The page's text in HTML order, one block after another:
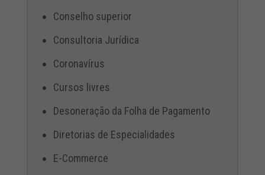
Conselho superior
Consultoria Jurídica
Coronavírus
Cursos livres
Desoneração da Folha de Pagamento
Diretorias de Especialidades
E-Commerce